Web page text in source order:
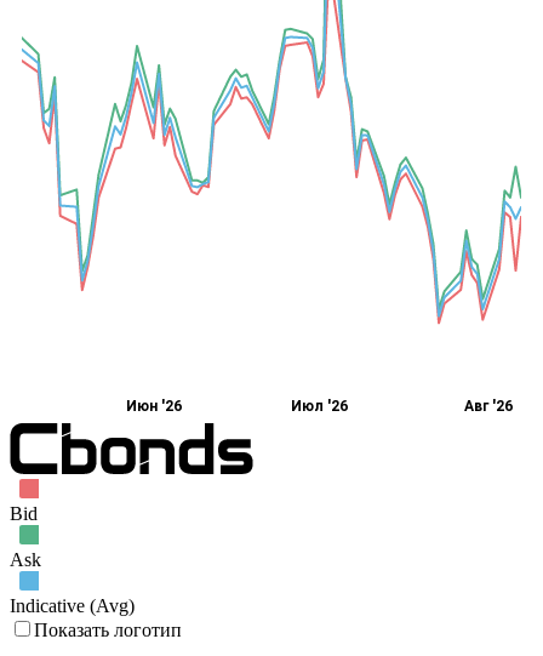
Июн '26 Июл '26 Авг '26
Bid
Ask
Indicative (Avg)
Показать логотип